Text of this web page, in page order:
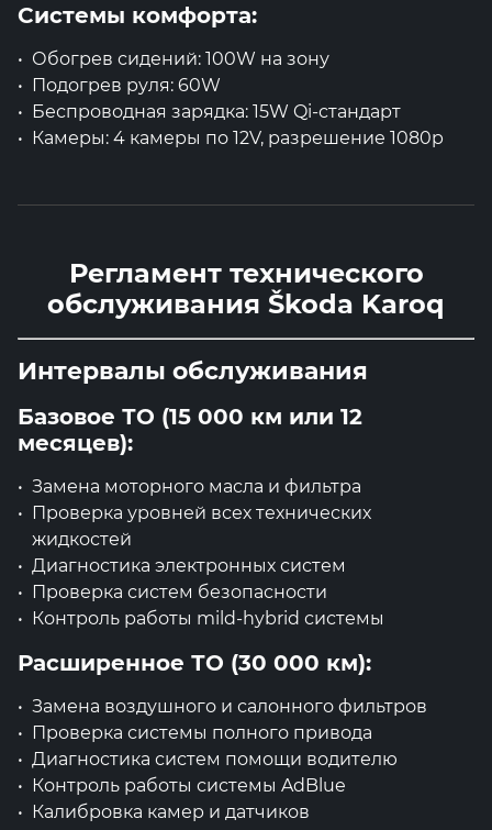
Системы комфорта:
Обогрев сидений: 100W на зону
Подогрев руля: 60W
Беспроводная зарядка: 15W Qi-стандарт
Камеры: 4 камеры по 12V, разрешение 1080p
Регламент технического
обслуживания Škoda Karoq
Интервалы обслуживания
Базовое ТО (15 000 км или 12
месяцев):
Замена моторного масла и фильтра
Проверка уровней всех технических
жидкостей
Диагностика электронных систем
Проверка систем безопасности
Контроль работы mild-hybrid системы
Расширенное ТО (30 000 км):
Замена воздушного и салонного фильтров
Проверка системы полного привода
Диагностика систем помощи водителю
Контроль работы системы AdBlue
Калибровка камер и датчиков